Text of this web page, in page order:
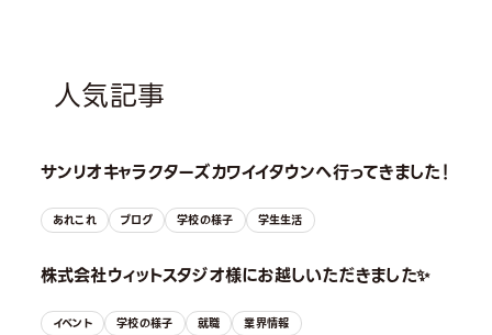
人気記事
サンリオキャラクターズカワイイタウンへ行ってきました！
あれこれ ブログ 学校の様子 学生生活
株式会社ウィットスタジオ様にお越しいただきました✨
イベント 学校の様子 就職 業界情報